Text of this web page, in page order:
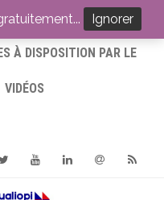
À DISPOSITION PAR LE
VIDÉOS
Youtube
Ignorer